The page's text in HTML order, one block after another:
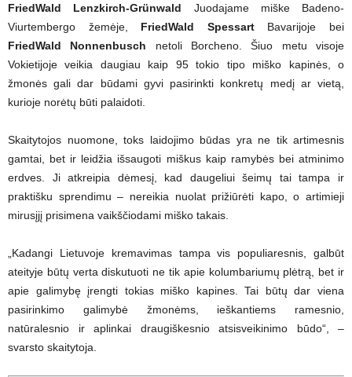
FriedWald Lenzkirch-Grünwald Juodajame miške Badeno-
Viurtembergo žemėje, FriedWald SpessartBavarijoje bei
FriedWald Nonnenbusch netoli Borcheno. Šiuo metu visoje
Vokietijoje veikia daugiau kaip 95 tokio tipo miško kapinės, o
žmonės gali dar būdami gyvi pasirinkti konkretų medį ar vietą,
kurioje norėtų būti palaidoti.
Skaitytojos nuomone, toks laidojimo būdas yra ne tik artimesnis
gamtai, bet ir leidžia išsaugoti miškus kaip ramybės bei atminimo
erdves. Ji atkreipia dėmesį, kad daugeliui šeimų tai tampa ir
praktišku sprendimu – nereikia nuolat prižiūrėti kapo, o artimieji
mirusįjį prisimena vaikščiodami miško takais.
„Kadangi Lietuvoje kremavimas tampa vis populiaresnis, galbūt
ateityje būtų verta diskutuoti ne tik apie kolumbariumų plėtrą, bet ir
apie galimybę įrengti tokias miško kapines. Tai būtų dar viena
pasirinkimo galimybė žmonėms, ieškantiems ramesnio,
natūralesnio ir aplinkai draugiškesnio atsisveikinimo būdo“, –
svarsto skaitytoja.